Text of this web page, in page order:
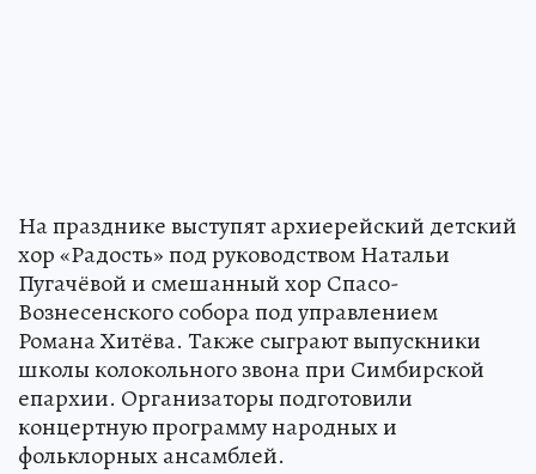
На празднике выступят архиерейский детский
хор «Радость» под руководством Натальи
Пугачёвой и смешанный хор Спасо-
Вознесенского собора под управлением
Романа Хитёва. Также сыграют выпускники
школы колокольного звона при Симбирской
епархии. Организаторы подготовили
концертную программу народных и
фольклорных ансамблей.